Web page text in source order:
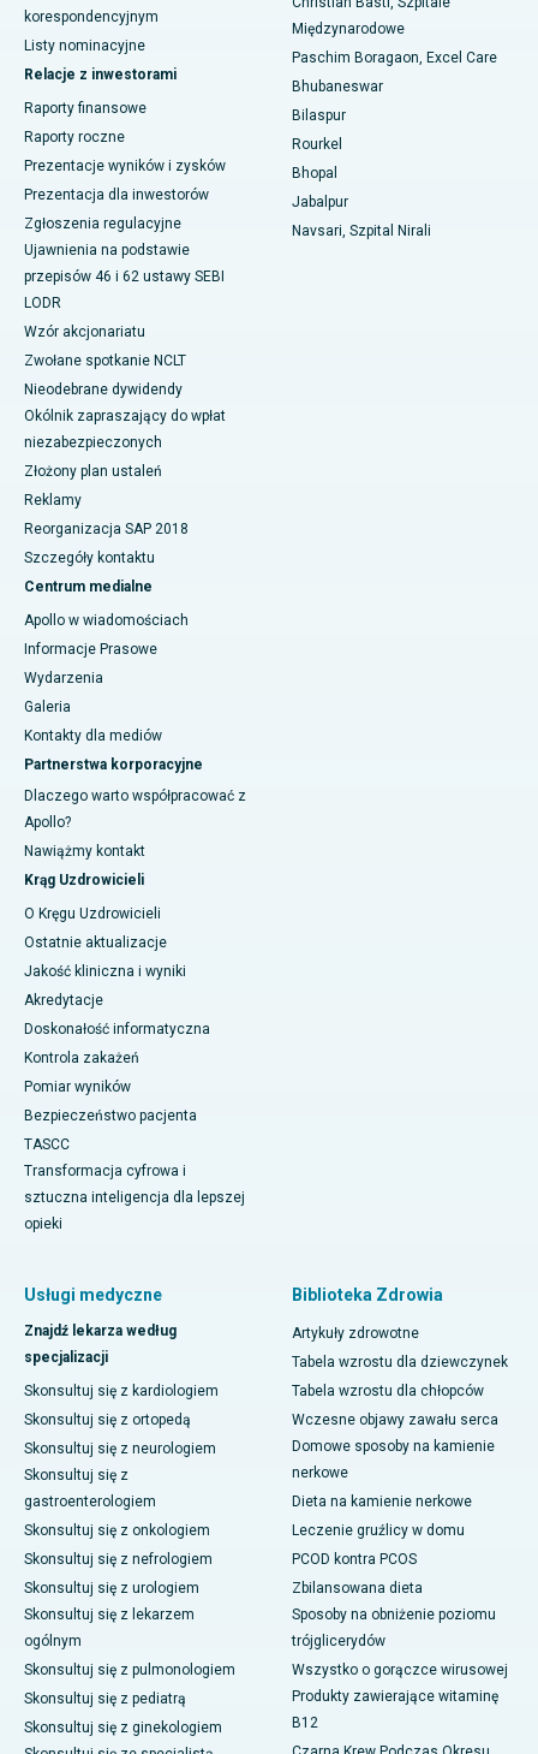
Najlepszy szpital w sektorze 19, Rourkela
Najlepszy szpital w Swargate, Pune
Najlepszy szpital onkologiczny dla kobiet w południowym Delhi
korespondencyjnym
Listy nominacyjne
Relacje z inwestorami
Raporty finansowe
Raporty roczne
Prezentacje wyników i zysków
Prezentacja dla inwestorów
Zgłoszenia regulacyjne
Ujawnienia na podstawie
przepisów 46 i 62 ustawy SEBI
LODR
Wzór akcjonariatu
Zwołane spotkanie NCLT
Nieodebrane dywidendy
Okólnik zapraszający do wpłat
niezabezpieczonych
Złożony plan ustaleń
Reklamy
Reorganizacja SAP 2018
Szczegóły kontaktu
Centrum medialne
Apollo w wiadomościach
Informacje Prasowe
Wydarzenia
Galeria
Kontakty dla mediów
Partnerstwa korporacyjne
Dlaczego warto współpracować z
Apollo?
Nawiążmy kontakt
Krąg Uzdrowicieli
O Kręgu Uzdrowicieli
Ostatnie aktualizacje
Jakość kliniczna i wyniki
Akredytacje
Doskonałość informatyczna
Kontrola zakażeń
Pomiar wyników
Bezpieczeństwo pacjenta
TASCC
Transformacja cyfrowa i
sztuczna inteligencja dla lepszej
opieki
Międzynarodowe
Paschim Boragaon, Excel Care
Bhubaneswar
Bilaspur
Rourkel
Bhopal
Jabalpur
Navsari, Szpital Nirali
Usługi medyczne
Znajdź lekarza według
specjalizacji
Skonsultuj się z kardiologiem
Skonsultuj się z ortopedą
Skonsultuj się z neurologiem
Skonsultuj się z
gastroenterologiem
Skonsultuj się z onkologiem
Skonsultuj się z nefrologiem
Skonsultuj się z urologiem
Skonsultuj się z lekarzem
ogólnym
Skonsultuj się z pulmonologiem
Skonsultuj się z pediatrą
Skonsultuj się z ginekologiem
Biblioteka Zdrowia
Artykuły zdrowotne
Tabela wzrostu dla dziewczynek
Tabela wzrostu dla chłopców
Wczesne objawy zawału serca
Domowe sposoby na kamienie
nerkowe
Dieta na kamienie nerkowe
Leczenie gruźlicy w domu
PCOD kontra PCOS
Zbilansowana dieta
Sposoby na obniżenie poziomu
trójglicerydów
Wszystko o gorączce wirusowej
Produkty zawierające witaminę
B12